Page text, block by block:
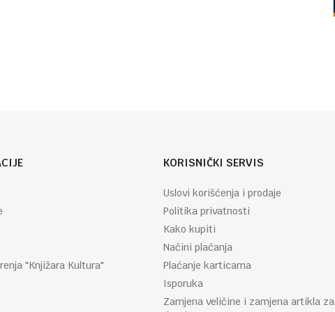
"Knjižara Kultura"
KORISNIČKI SERVIS
Uslovi korišćenja i prodaje
Politika privatnosti
Kako kupiti
Načini plaćanja
Plaćanje karticama
Isporuka
Zamjena veličine i zamjena artikla za